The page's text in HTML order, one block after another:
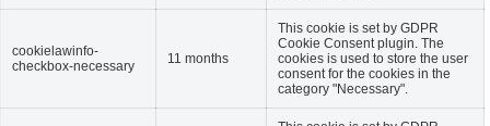
cookielawinfo-
checkbox-necessary
11 months
This cookie is set by GDPR
Cookie Consent plugin. The
cookies is used to store the user
consent for the cookies in the
category "Necessary".